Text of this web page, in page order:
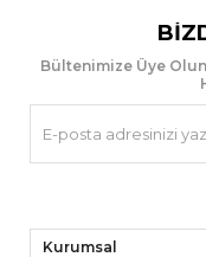
Bültenimize Üye
Kurumsal